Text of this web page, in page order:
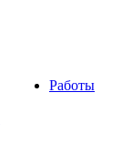
Работы